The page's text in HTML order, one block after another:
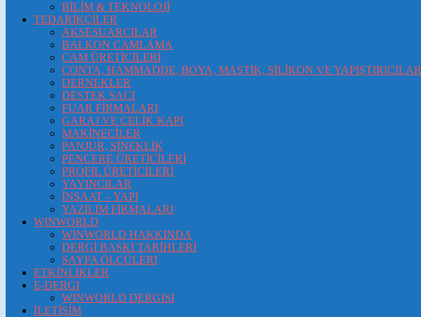
BİLİM & TEKNOLOJİ
TEDARİKÇİLER
AKSESUARCILAR
BALKON CAMLAMA
CAM ÜRETİCİLERİ
CONTA, HAMMADDE, BOYA, MASTİK, SİLİKON VE YAPIŞTIRICILAR
DERNEKLER
DESTEK SACI
FUAR FİRMALARI
GARAJ VE ÇELİK KAPI
MAKİNECİLER
PANJUR, SİNEKLİK
PENCERE ÜRETİCİLERİ
PROFIL ÜRETİCİLERİ
YAYINCILAR
İNŞAAT – YAPI
YAZILIM FİRMALARI
WINWORLD
WINWORLD HAKKINDA
DERGİ BASKI TARİHLERİ
SAYFA ÖLÇÜLERI
ETKİNLİKLER
E-DERGI
WINWORLD DERGISI
İLETİŞİM